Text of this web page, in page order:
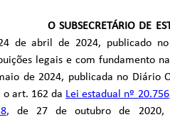
O SUBSECRETÁRIO DE
de abril de 2024, publicado
legais e com fundamento
de 2024, publicada no Diário
o art. 162 da Lei estadual nº 20.756
, de 27 de outubro de 2020,